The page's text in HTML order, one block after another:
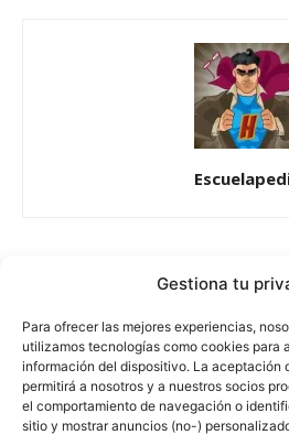
Gestiona tu
Para ofrecer las mejores experiencias,
utilizamos tecnologías como cookies para
información del dispositivo. La aceptación
permitirá a nosotros y a nuestros socios
el comportamiento de navegación o
sitio y mostrar anuncios (no-)
escuelapedia
Nuestros articulos son
licencia de uso libre. El usuario
obras derivadas de todos los